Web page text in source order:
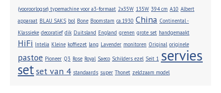
(vooroorlogse) typemachine voor a3-formaat 2x35W 135W 394 cm A10 Albert
apparaat BLAU SAKS bol Bone Boomstam ca.1930 China Continental -
Klassieke decoratief dik Duitsland England grenen grote set handgemaakt
HiFi Intelia Kleine koffiezet lang Lavender monitoren Original originele
pastoe Pioneer Q3 Rose Royal Saeco Schilders ezel Seit 1 servies
setset van 4 standaards super Thonet zeldzaam model